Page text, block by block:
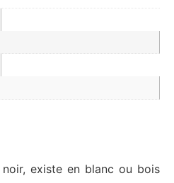
existe en blanc ou bois